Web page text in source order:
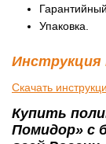
Упаковка.
Инструкция
Скачать
Купить
Помидор» с